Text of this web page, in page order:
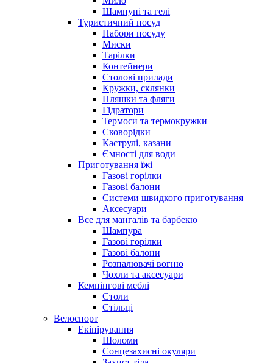
Шампуні та гелі
Туристичний посуд
Набори посуду
Миски
Тарілки
Контейнери
Столові прилади
Кружки, склянки
Пляшки та фляги
Гідратори
Термоси та термокружки
Сковорідки
Каструлі, казани
Ємності для води
Приготування їжі
Газові горілки
Газові балони
Системи швидкого приготування
Аксесуари
Все для мангалів та барбекю
Шампура
Газові горілки
Газові балони
Розпалювачі вогню
Чохли та аксесуари
Кемпінгові меблі
Столи
Стільці
Велоспорт
Екіпірування
Шоломи
Сонцезахисні окуляри